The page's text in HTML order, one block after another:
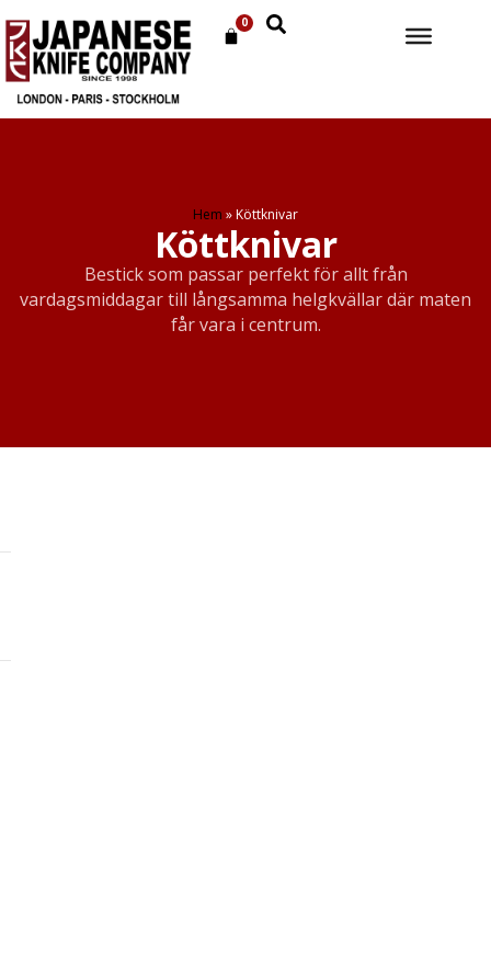
0
Hem » Köttknivar
Köttknivar
Bestick som passar perfekt för allt från
vardagsmiddagar till långsamma helgkvällar där maten
får vara i centrum.